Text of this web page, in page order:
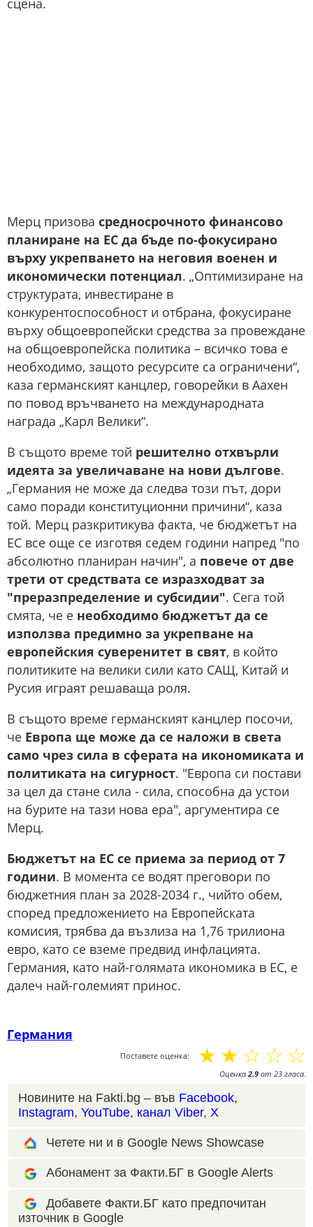
сцена.
Мерц призова средносрочното финансово
планиране на ЕС да бъде по-фокусирано
върху укрепването на неговия военен и
икономически потенциал. „Оптимизиране на
структурата, инвестиране в
конкурентоспособност и отбрана, фокусиране
върху общоевропейски средства за провеждане
на общоевропейска политика – всичко това е
необходимо, защото ресурсите са ограничени“,
каза германският канцлер, говорейки в Аахен
по повод връчването на международната
награда „Карл Велики“.
В същото време той решително отхвърли
идеята за увеличаване на нови дългове.
„Германия не може да следва този път, дори
само поради конституционни причини“, каза
той. Мерц разкритикува факта, че бюджетът на
ЕС все още се изготвя седем години напред "по
абсолютно планиран начин", а повече от две
трети от средствата се изразходват за
"преразпределение и субсидии". Сега той
смята, че е необходимо бюджетът да се
използва предимно за укрепване на
европейския суверенитет в свят, в който
политиките на велики сили като САЩ, Китай и
Русия играят решаваща роля.
В същото време германският канцлер посочи,
че Европа ще може да се наложи в света
само чрез сила в сферата на икономиката и
политиката на сигурност. "Европа си постави
за цел да стане сила - сила, способна да устои
на бурите на тази нова ера", аргументира се
Мерц.
Бюджетът на ЕС се приема за период от 7
години. В момента се водят преговори по
бюджетния план за 2028-2034 г., чийто обем,
според предложението на Европейската
комисия, трябва да възлиза на 1,76 трилиона
евро, като се вземе предвид инфлацията.
Германия, като най-голямата икономика в ЕС, е
далеч най-големият принос.
Германия
Поставете оценка: ☆
☆
☆
☆
☆
Оценка2.9 от 23 гласа.
Новините на Fakti.bg – във Facebook,
Instagram, YouTube, канал Viber, X
Четете ни и в Google News Showcase
Абонамент за Факти.БГ в Google Alerts
Добавете Факти.БГ като предпочитан
източник в Google